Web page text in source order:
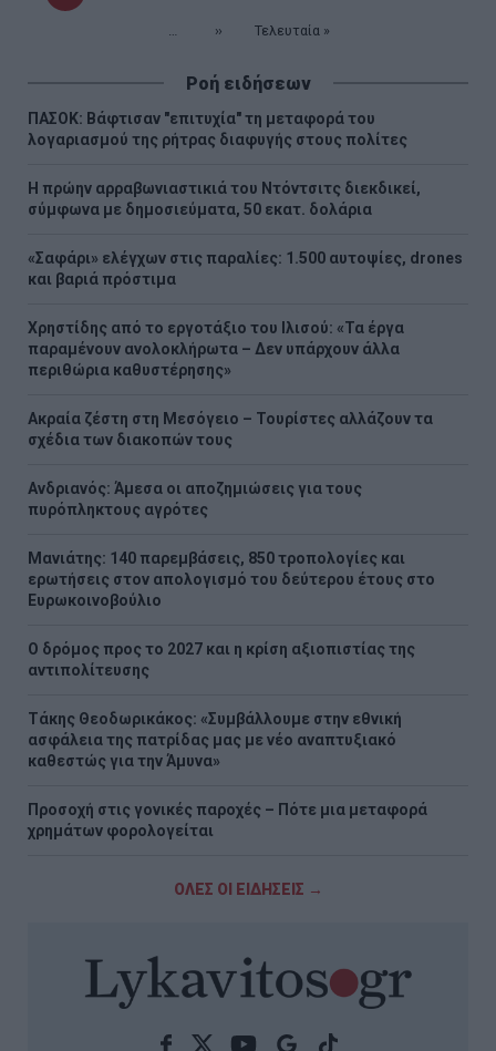
Επόμενη
›› Τελευταία
Τελευταία »
Ροή ειδήσεων
ΠΑΣΟΚ: Βάφτισαν "επιτυχία" τη μεταφορά του
λογαριασμού της ρήτρας διαφυγής στους πολίτες
Η πρώην αρραβωνιαστικιά του Ντόντσιτς διεκδικεί,
σύμφωνα με δημοσιεύματα, 50 εκατ. δολάρια
«Σαφάρι» ελέγχων στις παραλίες: 1.500 αυτοψίες, drones
και βαριά πρόστιμα
Χρηστίδης από το εργοτάξιο του Ιλισού: «Τα έργα
παραμένουν ανολοκλήρωτα – Δεν υπάρχουν άλλα
περιθώρια καθυστέρησης»
Ακραία ζέστη στη Μεσόγειο – Τουρίστες αλλάζουν τα
σχέδια των διακοπών τους
Ανδριανός: Άμεσα οι αποζημιώσεις για τους
πυρόπληκτους αγρότες
Μανιάτης: 140 παρεμβάσεις, 850 τροπολογίες και
ερωτήσεις στον απολογισμό του δεύτερου έτους στο
Ευρωκοινοβούλιο
Ο δρόμος προς το 2027 και η κρίση αξιοπιστίας της
αντιπολίτευσης
Τάκης Θεοδωρικάκος: «Συμβάλλουμε στην εθνική
ασφάλεια της πατρίδας μας με νέο αναπτυξιακό
καθεστώς για την Άμυνα»
Προσοχή στις γονικές παροχές – Πότε μια μεταφορά
χρημάτων φορολογείται
ΟΛΕΣ ΟΙ ΕΙΔΗΣΕΙΣ →